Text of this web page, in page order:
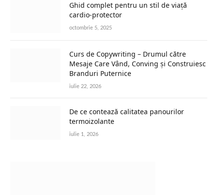
Ghid complet pentru un stil de viață
cardio-protector
octombrie 5, 2025
Curs de Copywriting – Drumul către
Mesaje Care Vând, Conving și Construiesc
Branduri Puternice
iulie 22, 2026
De ce contează calitatea panourilor
termoizolante
iulie 1, 2026